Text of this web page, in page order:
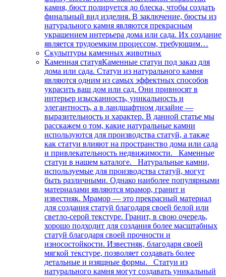
камня, бюст полируется до блеска, чтобы создать
финальный вид изделия. В заключение, бюсты из
натурального камня являются прекрасным
украшением интерьера дома или сада. Их создание
является трудоемким процессом, требующим…
Скульптуры каменных животных
Каменная статуяКаменные статуи под заказ для
дома или сада. Статуи из натурального камня
являются одним из самых эффектных способов
украсить ваш дом или сад. Они привносят в
интерьер изысканность, уникальность и
элегантность, а в ландшафтном дизайне —
выразительность и характер. В данной статье мы
расскажем о том, какие натуральные камни
используются для производства статуй, а также
как статуи влияют на пространство дома или сада
и привлекательность недвижимости. Каменные
статуи в нашем каталоге. Натуральные камни,
используемые для производства статуй, могут
быть различными. Однако наиболее популярными
материалами являются мрамор, гранит и
известняк. Мрамор — это прекрасный материал
для создания статуй благодаря своей белой или
светло-серой текстуре. Гранит, в свою очередь,
хорошо подходит для создания более масштабных
статуй благодаря своей прочности и
износостойкости. Известняк, благодаря своей
мягкой текстуре, позволяет создавать более
детальные и изящные формы. Статуи из
натурального камня могут создавать уникальный